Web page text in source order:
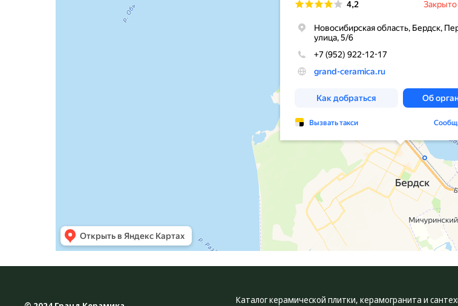
Каталог керамической плитки, керамогранита и